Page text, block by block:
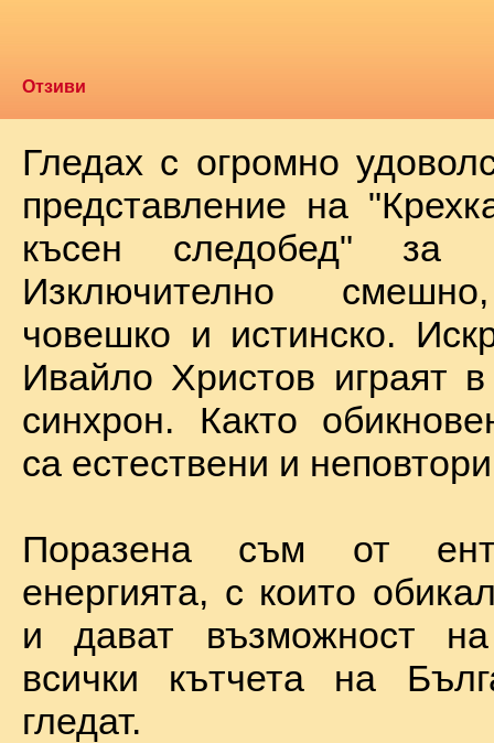
Отзиви
Гледах с огромно
представление на
късен следобед" за
Изключително
човешко и истинско.
Ивайло Христов играят
синхрон. Както
са естествени и
Поразена съм от
енергията, с които
и дават възможност
всички кътчета на
гледат.